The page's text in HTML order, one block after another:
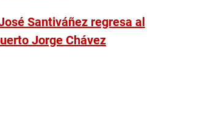
Santiváñez regresa al
Jorge Chávez